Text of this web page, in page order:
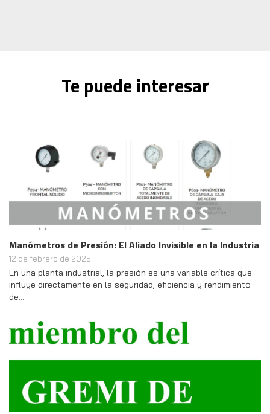
Te puede interesar
Manómetros de Presión: El Aliado Invisible en la Industria
12 de febrero de 2025
En una planta industrial, la presión es una variable crítica que
influye directamente en la seguridad, eficiencia y rendimiento
de…